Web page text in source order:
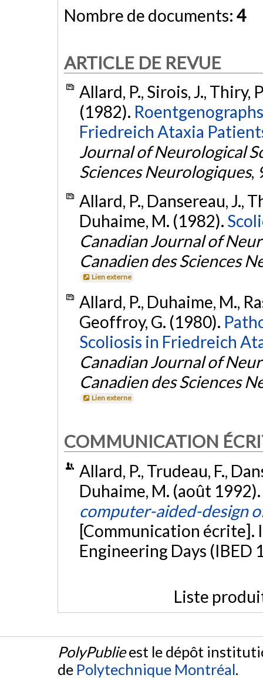
Nombre de documents: 4
ARTICLE DE REVUE
Allard, P., Sirois, J., Thiry,
(1982).
Friedreich Ataxia
Journal of Neurological
Sciences Neurologiques,
Allard, P., Dansereau, J.,
Duhaime, M. (1982).
Canadian Journal of
Canadien des Sciences
Lien externe
Allard, P., Duhaime, M.,
Geoffroy, G. (1980).
Scoliosis in Friedreich
Canadian Journal of
Canadien des Sciences
Lien externe
COMMUNICATION
Allard, P., Trudeau, F.,
Duhaime, M. (août 1992).
computer-aided-design
[Communication
Engineering Days (IBED
Liste
PolyPublieest le dépôt
de Polytechnique Montréal.